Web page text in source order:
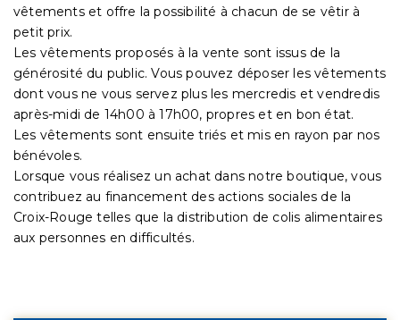
vêtements et offre la possibilité à chacun de se vêtir à
petit prix.
Les vêtements proposés à la vente sont issus de la
générosité du public. Vous pouvez déposer les vêtements
dont vous ne vous servez plus les mercredis et vendredis
après-midi de 14h00 à 17h00, propres et en bon état.
Les vêtements sont ensuite triés et mis en rayon par nos
bénévoles.
Lorsque vous réalisez un achat dans notre boutique, vous
contribuez au financement des actions sociales de la
Croix-Rouge telles que la distribution de colis alimentaires
aux personnes en difficultés.